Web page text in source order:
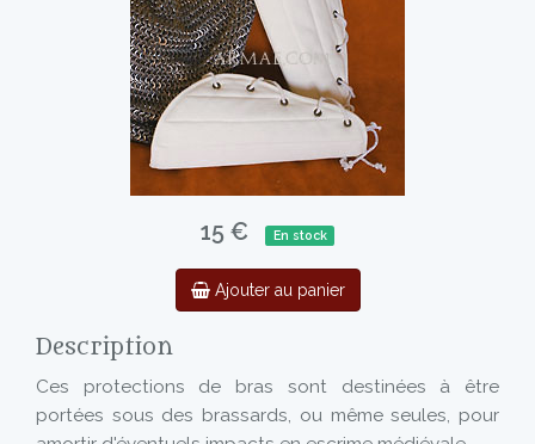
15 € En stock
Ajouter au panier
Description
Ces protections de bras sont destinées à être
portées sous des brassards, ou même seules, pour